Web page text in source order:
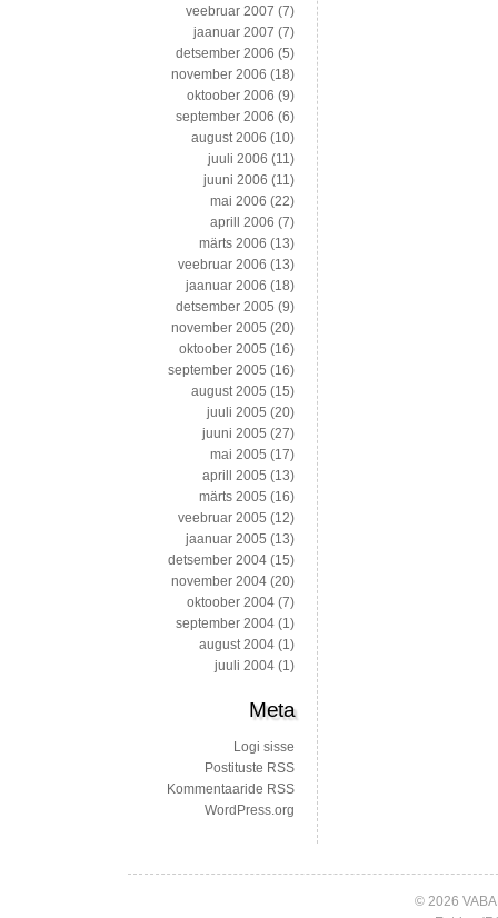
veebruar 2007 (7)
jaanuar 2007 (7)
detsember 2006 (5)
november 2006 (18)
oktoober 2006 (9)
september 2006 (6)
august 2006 (10)
juuli 2006 (11)
juuni 2006 (11)
mai 2006 (22)
aprill 2006 (7)
märts 2006 (13)
veebruar 2006 (13)
jaanuar 2006 (18)
detsember 2005 (9)
november 2005 (20)
oktoober 2005 (16)
september 2005 (16)
august 2005 (15)
juuli 2005 (20)
juuni 2005 (27)
mai 2005 (17)
aprill 2005 (13)
märts 2005 (16)
veebruar 2005 (12)
jaanuar 2005 (13)
detsember 2004 (15)
november 2004 (20)
oktoober 2004 (7)
september 2004 (1)
august 2004 (1)
juuli 2004 (1)
Meta
Logi sisse
Postituste RSS
Kommentaaride RSS
WordPress.org
© 2026